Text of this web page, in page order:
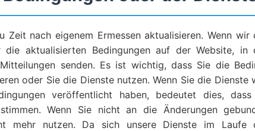
nach eigenem Ermessen aktualisieren. Wenn wir
aktualisierten Bedingungen auf der Website, in
senden. Es ist wichtig, dass Sie die
oder Sie die Dienste nutzen. Wenn Sie die Dienste
veröffentlicht haben, bedeutet dies,
Wenn Sie nicht an die Änderungen
mehr nutzen. Da sich unsere Dienste im Laufe